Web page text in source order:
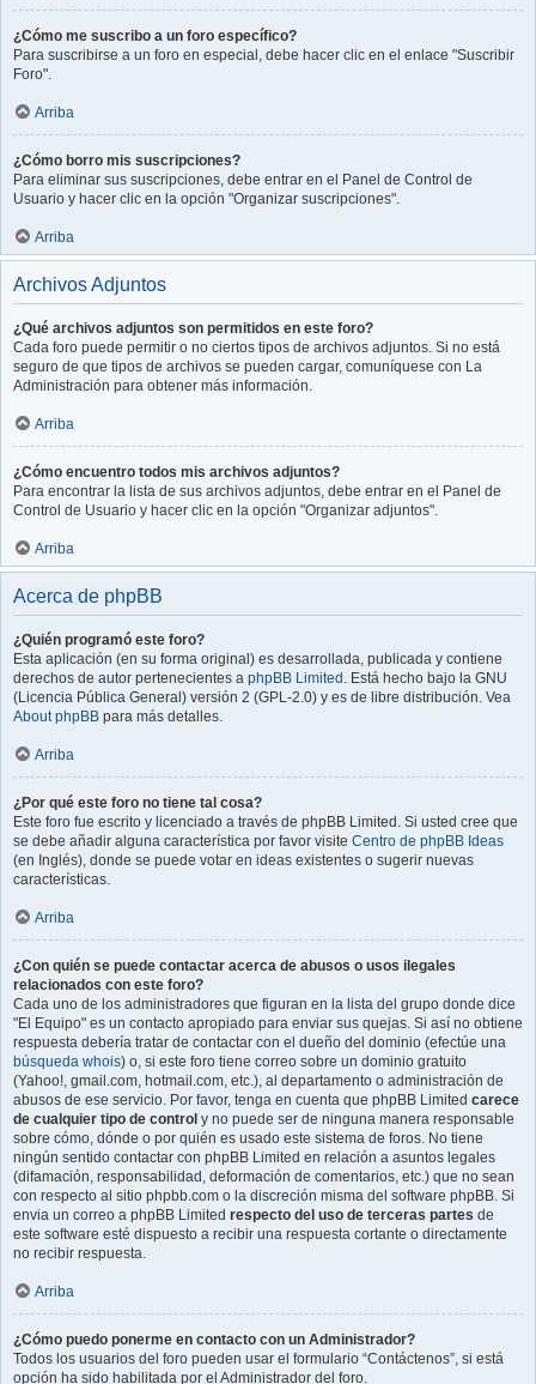
¿Cómo me suscribo a un foro específico?
Para suscribirse a un foro en especial, debe hacer clic en el enlace "Suscribir
Foro".
Arriba
¿Cómo borro mis suscripciones?
Para eliminar sus suscripciones, debe entrar en el Panel de Control de
Usuario y hacer clic en la opción "Organizar suscripciones".
Arriba
Archivos Adjuntos
¿Qué archivos adjuntos son permitidos en este foro?
Cada foro puede permitir o no ciertos tipos de archivos adjuntos. Si no está
seguro de que tipos de archivos se pueden cargar, comuníquese con La
Administración para obtener más información.
Arriba
¿Cómo encuentro todos mis archivos adjuntos?
Para encontrar la lista de sus archivos adjuntos, debe entrar en el Panel de
Control de Usuario y hacer clic en la opción "Organizar adjuntos".
Arriba
Acerca de phpBB
¿Quién programó este foro?
Esta aplicación (en su forma original) es desarrollada, publicada y contiene
derechos de autor pertenecientes a phpBB Limited . Está hecho bajo la GNU
(Licencia Pública General) versión 2 (GPL-2.0) y es de libre distribución. Vea
About phpBB para más detalles.
Arriba
¿Por qué este foro no tiene tal cosa?
Este foro fue escrito y licenciado a través de phpBB Limited. Si usted cree que
se debe añadir alguna característica por favor visite Centro de phpBB Ideas
(en Inglés), donde se puede votar en ideas existentes o sugerir nuevas
características.
Arriba
¿Con quién se puede contactar acerca de abusos o usos ilegales
relacionados con este foro?
Cada uno de los administradores que figuran en la lista del grupo donde dice
"El Equipo" es un contacto apropiado para enviar sus quejas. Si así no obtiene
respuesta debería tratar de contactar con el dueño del dominio (efectúe una
búsqueda whois) o, si este foro tiene correo sobre un dominio gratuito
(Yahoo!, gmail.com, hotmail.com, etc.), al departamento o administración de
abusos de ese servicio. Por favor, tenga en cuenta que phpBB Limited carece
de cualquier tipo de control y no puede ser de ninguna manera responsable
sobre cómo, dónde o por quién es usado este sistema de foros. No tiene
ningún sentido contactar con phpBB Limited en relación a asuntos legales
(difamación, responsabilidad, deformación de comentarios, etc.) que no sean
con respecto al sitio phpbb.com o la discreción misma del software phpBB. Si
envia un correo a phpBB Limited respecto del uso de terceras partes de
este software esté dispuesto a recibir una respuesta cortante o directamente
no recibir respuesta.
Arriba
¿Cómo puedo ponerme en contacto con un Administrador?
Todos los usuarios del foro pueden usar el formulario “Contáctenos”, si está
opción ha sido habilitada por el Administrador del foro.